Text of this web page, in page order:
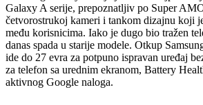
Galaxy A serije, prepoznatljiv po Super
četvorostrukoj kameri i tankom dizajnu koji
među korisnicima. Iako je dugo bio tražen
danas spada u starije modele. Otkup
ide do 27 evra za potpuno ispravan uređaj
za telefon sa urednim ekranom, Battery
aktivnog Google naloga.